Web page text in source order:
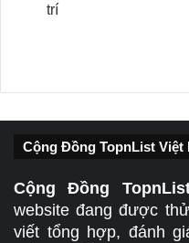
trí
Cộng Đồng TopnList Việt
Cộng Đồng
website đang được
viết tổng hợp, đánh